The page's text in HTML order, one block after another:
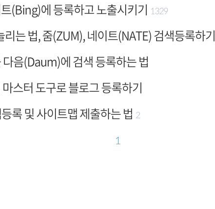
(Bing)에 등록하고 노출시키기 1329
리는 법, 줌(ZUM), 네이트(NATE) 검색등록하기
음(Daum)에 검색 등록하는 법
스터 도구로 블로그 등록하기
록 및 사이트맵 제출하는 법 2
1